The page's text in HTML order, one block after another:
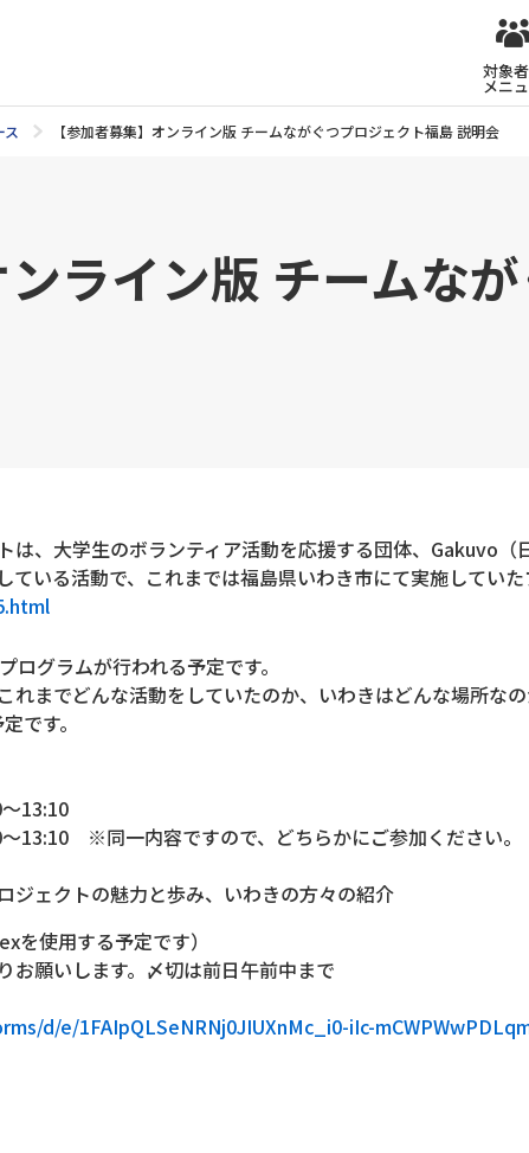
対象
メニ
【参加者募集】オンライン版 チームながぐつプロジェクト福島 説明会
ンライン版 チームな
は、大学生のボランティア活動を応援する団体、Gakuvo（
いる活動で、これまでは福島県いわき市にて実施していた
グラムが行われる予定です。
れまでどんな活動をしていたのか、いわきはどんな場所な
です。
13:10
13:10 ※同一内容ですので、どちらかにご参加ください。
ェクトの魅力と歩み、いわきの方々の紹介
使用する予定です）
願いします。〆切は前日午前中まで
d/e/1FAIpQLSeNRNj0JIUXnMc_i0-iIc-